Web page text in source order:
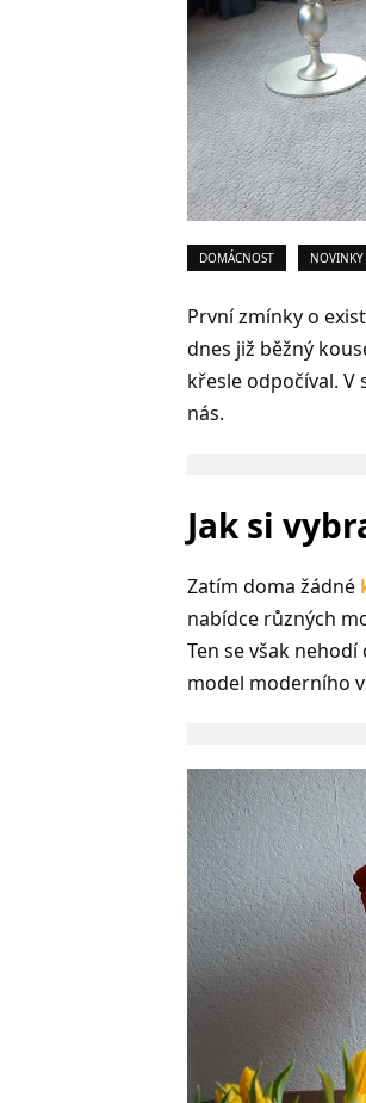
DOMÁCNOST NOVINKY
První zmínky o
dnes již běžný
křesle odpočíval.
nás.
Jak si
Zatím doma žádné
nabídce různých
Ten se však
model moderního